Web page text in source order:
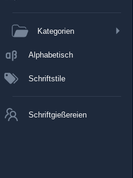
Kategorien
Alphabetisch
Schriftstile
Schriftgießereien